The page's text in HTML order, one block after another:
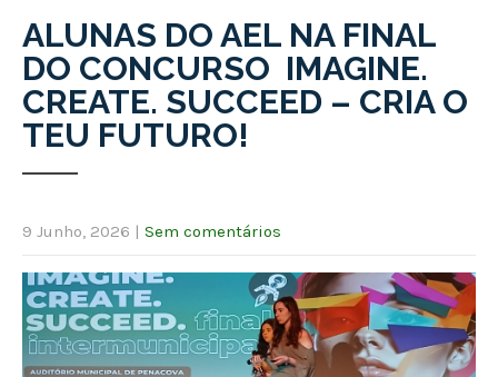
ALUNAS DO AEL NA FINAL
DO CONCURSO IMAGINE.
CREATE. SUCCEED – CRIA O
TEU FUTURO!
9 Junho, 2026 | Sem comentários